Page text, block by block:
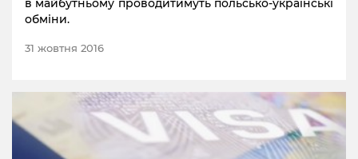
обміни.
31 жовтня 2016